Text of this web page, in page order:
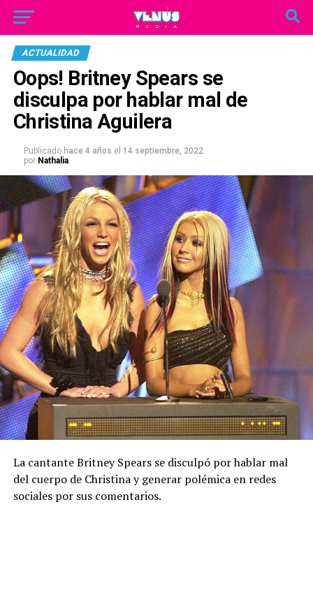
ACTUALIDAD
Oops! Britney Spears se
disculpa por hablar mal de
Christina Aguilera
Publicado hace 4 años el 14 septiembre, 2022
por Nathalia
La cantante Britney Spears se disculpó por hablar mal
del cuerpo de Christina y generar polémica en redes
sociales por sus comentarios.